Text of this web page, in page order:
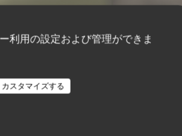
利用の設定および管理ができま
カスタマイズする